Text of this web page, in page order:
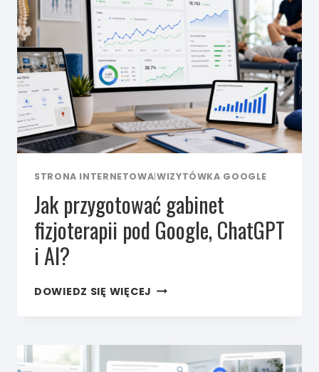
STRONA INTERNETOWA|WIZYTÓWKA GOOGLE
Jak przygotować gabinet
fizjoterapii pod Google, ChatGPT
i AI?
DOWIEDZ SIĘ WIĘCEJ JAK
POD GOOGLE,
CHATGPT